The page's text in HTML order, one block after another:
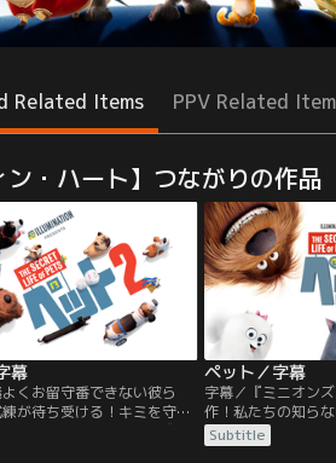
Related Items PPV Related
ン・ハート】つながりの作品
幕
くお留守番できない彼ら
が待ち受ける！キミを守り
族（ペット）たちの、成長
動！！NYマンハッタンで飼
ペット／字幕
字幕／『ミニオン
作！私たちの知ら
何をしてるのだろ
世代を超えて人々
Subtitle